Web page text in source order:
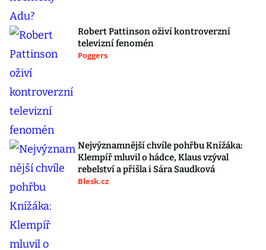
Robert Pattinson oživí kontroverzní
televizní fenomén
Poggers
Nejvýznamnější chvíle pohřbu Knížáka:
Klempíř mluvil o hádce, Klaus vzýval
rebelství a přišla i Sára Saudková
Blesk.cz